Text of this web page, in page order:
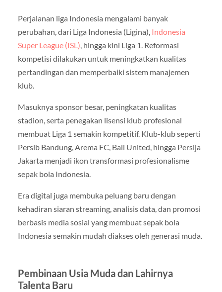
Perjalanan liga Indonesia mengalami banyak
perubahan, dari Liga Indonesia (Ligina), Indonesia
Super League (ISL), hingga kini Liga 1. Reformasi
kompetisi dilakukan untuk meningkatkan kualitas
pertandingan dan memperbaiki sistem manajemen
klub.
Masuknya sponsor besar, peningkatan kualitas
stadion, serta penegakan lisensi klub profesional
membuat Liga 1 semakin kompetitif. Klub-klub seperti
Persib Bandung, Arema FC, Bali United, hingga Persija
Jakarta menjadi ikon transformasi profesionalisme
sepak bola Indonesia.
Era digital juga membuka peluang baru dengan
kehadiran siaran streaming, analisis data, dan promosi
berbasis media sosial yang membuat sepak bola
Indonesia semakin mudah diakses oleh generasi muda.
Pembinaan Usia Muda dan Lahirnya
Talenta Baru